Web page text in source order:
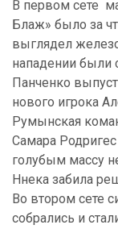
В первом сете
Блаж» было за
выглядел
нападении были
Панченко
нового игрока
Румынская
Самара
голубым массу
Ннека забила
Во втором сете
собрались и